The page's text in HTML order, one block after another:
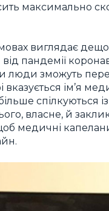
максимально
виглядає
пандемії
люди зможуть
ім’я
спілкуються
власне, й
медичні